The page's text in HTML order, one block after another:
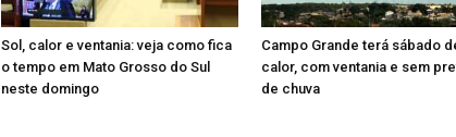
Sol, calor e ventania: veja como fica
o tempo em Mato Grosso do Sul
neste domingo
Campo Grande terá sábado
calor, com ventania e sem
de chuva